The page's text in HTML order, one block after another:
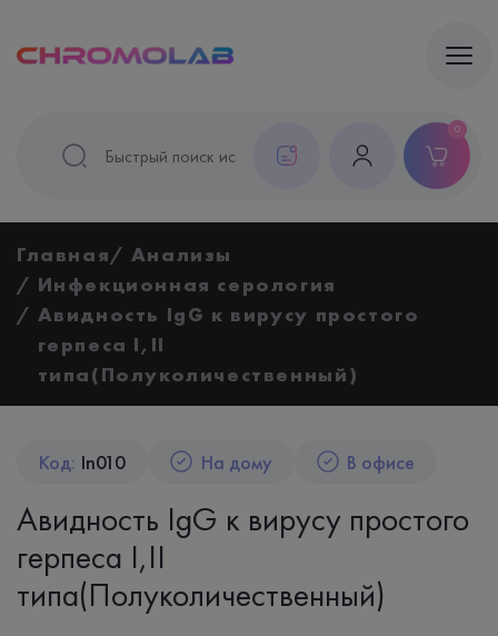
0
Главная
Анализы
Инфекционная серология
Авидность IgG к вирусу простого
герпеса I,II
типа(Полуколичественный)
Код: In010 На дому В офисе
Авидность IgG к вирусу простого
герпеса I,II
типа(Полуколичественный)